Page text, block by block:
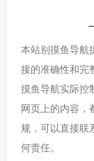
本站别摸鱼导航
接的准确性和完
摸鱼导航实际控
网页上的内容，
规，可以直接联
何责任。